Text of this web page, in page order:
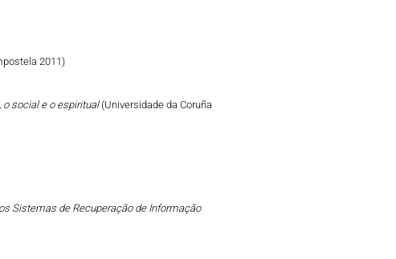
2011)
o social e o espiritual(Universidade da Coruña
Sistemas de Recuperação de Informação